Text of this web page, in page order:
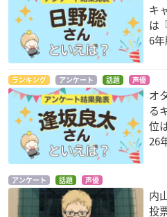
キ
は
6年
ランキング アンケート 話題 声優
オ
る
位
26
アンケート 話題 声優
内
投